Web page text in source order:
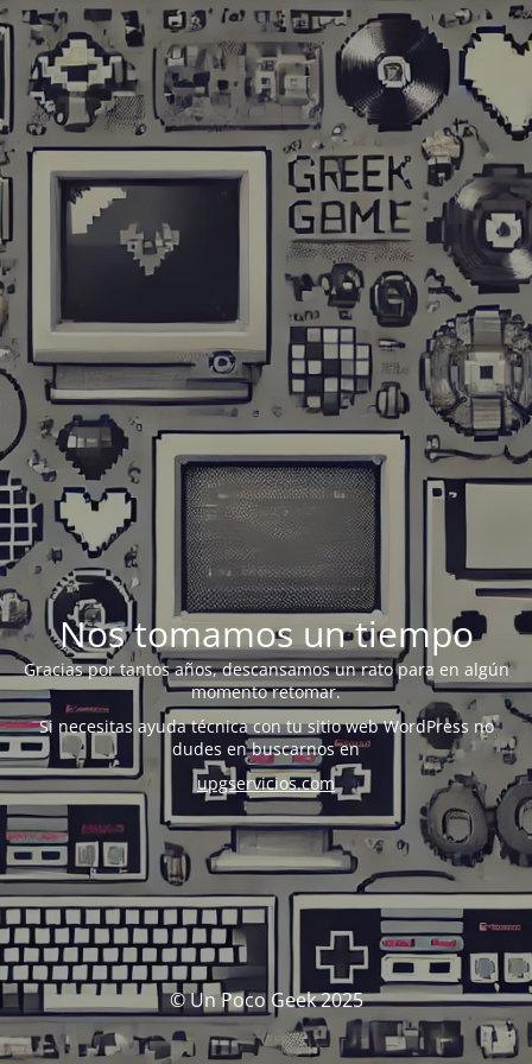
Nos tomamos un tiempo
Gracias por tantos años, descansamos un rato para en algún
momento retomar.
Si necesitas ayuda técnica con tu sitio web WordPress no
dudes en buscarnos en
upgservicios.com
© Un Poco Geek 2025